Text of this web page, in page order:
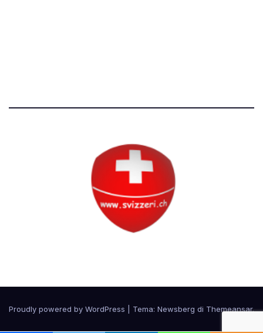
Proudly powered by WordPress Tema: Newsberg di Themeansar.